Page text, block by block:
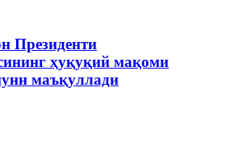
Президенти
ҳуқуқий мақоми
маъқуллади